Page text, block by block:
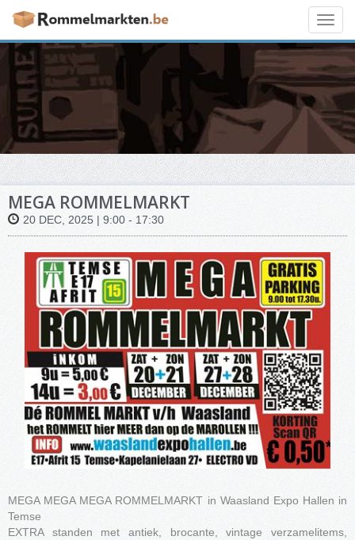
MEGA ROMMELMARKT
20 DEC, 2025 | 9:00 - 17:30
MEGA MEGA MEGA ROMMELMARKT in Waasland Expo Hallen in
Temse
EXTRA standen met antiek, brocante, vintage verzamelitems,